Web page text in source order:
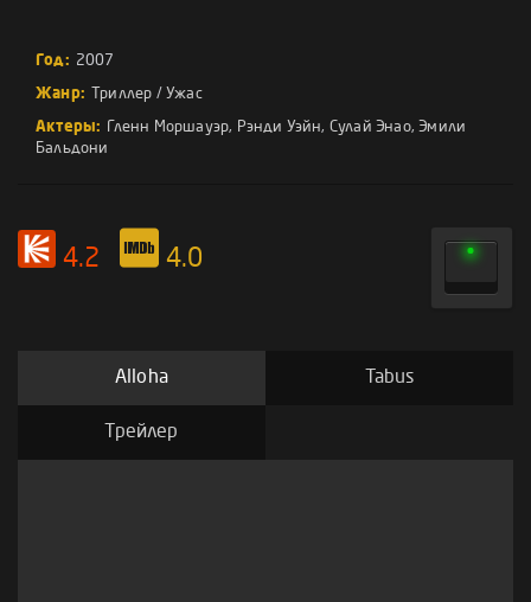
Год: 2007
Жанр: Триллер / Ужас
Актеры: Гленн Моршауэр, Рэнди Уэйн, Сулай Энао,Эмили
Бальдони
4.2 4.0
Alloha Tabus
Трейлер